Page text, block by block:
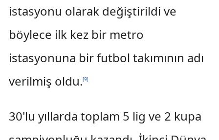
istasyonu olarak değiştirildi ve
böylece ilk kez bir metro
istasyonuna bir futbol takımının adı
verilmiş oldu.[9]
30'lu yıllarda toplam 5 lig ve 2 kupa